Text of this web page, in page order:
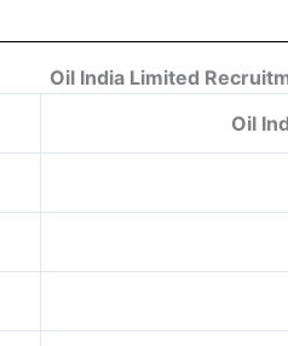
Oil India Limited
Oil